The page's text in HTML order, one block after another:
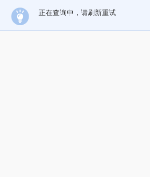
正在查询中，请刷新重试